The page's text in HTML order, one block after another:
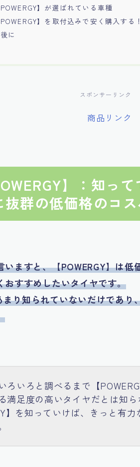
POWERGY】が選ばれている車種
POWERGY】を取付込みで安く購入する！
に
スポンサーリンク
】：知っ
抜群の低価格のコ
いますと、【POWERGY】は
おすすめしたいタイヤです。
まり知られていないだけであ
ろいろと調べるまで【
満足度の高いタイヤだとは知ら
】を知っていけば、きっと有